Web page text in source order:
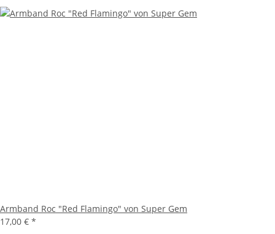
Armband Roc "Red Flamingo" von Super Gem
17,00 € *